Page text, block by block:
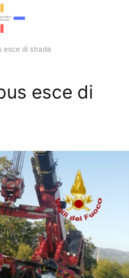
esce di strada
esce di